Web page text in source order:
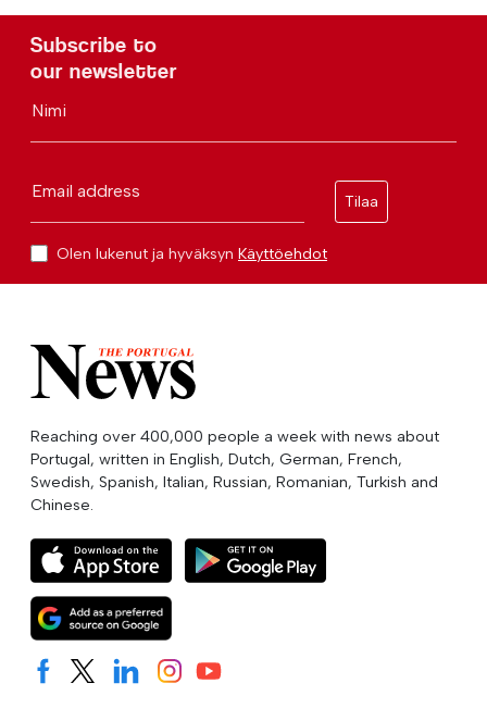
Subscribe to
our newsletter
Nimi
Email address
Tilaa
Olen lukenut ja hyväksyn Käyttöehdot
Reaching over 400,000 people a week with news about
Portugal, written in English, Dutch, German, French,
Swedish, Spanish, Italian, Russian, Romanian, Turkish and
Chinese.